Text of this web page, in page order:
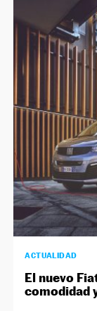
ACTUALIDAD
El nuevo
comodidad